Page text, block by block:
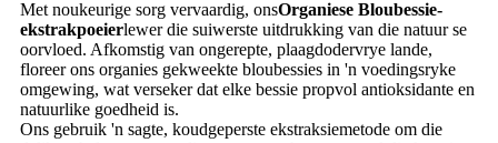
Met noukeurige sorg vervaardig, onsOrganiese Bloubessie-
ekstrakpoeierlewer die suiwerste uitdrukking van die natuur se
oorvloed. Afkomstig van ongerepte, plaagdodervrye lande,
floreer ons organies gekweekte bloubessies in 'n voedingsryke
omgewing, wat verseker dat elke bessie propvol antioksidante en
natuurlike goedheid is.
Ons gebruik 'n sagte, koudgeperste ekstraksiemetode om die